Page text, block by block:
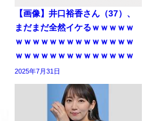
【画像】井口裕香さん（37）、
まだまだ全然イケるｗｗｗｗｗ
ｗｗｗｗｗｗｗｗｗｗｗｗｗｗ
ｗｗｗｗｗｗｗｗｗｗｗｗｗｗ
2025年7月31日